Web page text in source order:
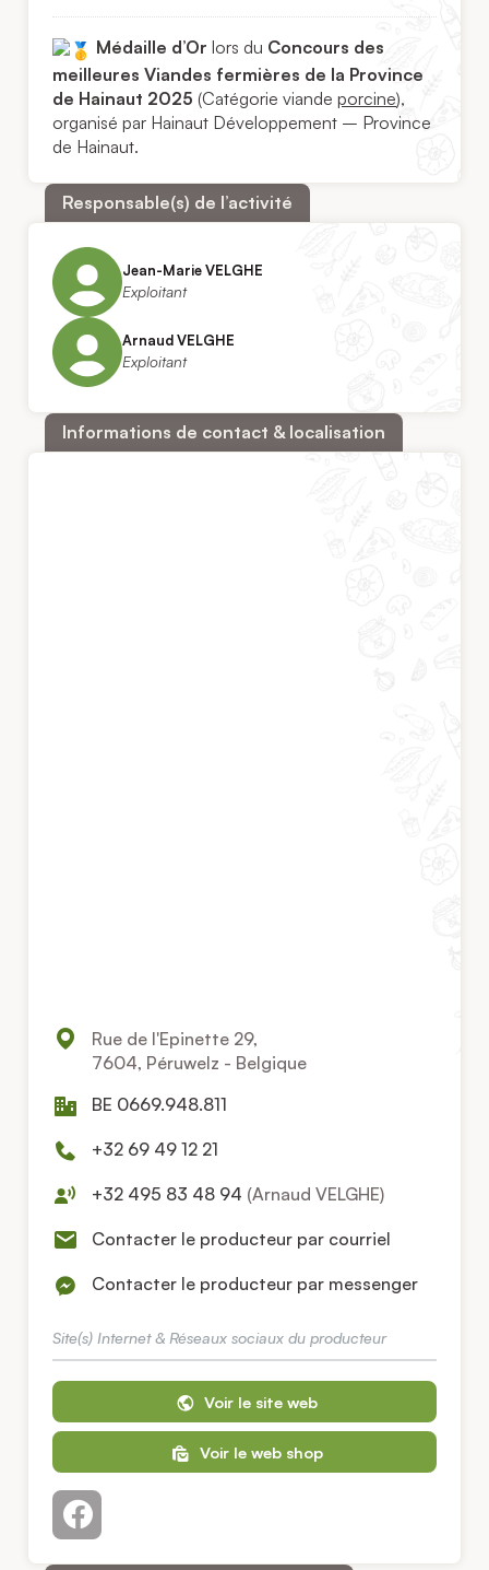
Médaille d’Or lors du Concours des
meilleures Viandes fermières de la Province
de Hainaut 2025 (Catégorie viandeporcine),
organisé par Hainaut Développement – Province
de Hainaut.
Responsable(s) de l’activité
Jean-Marie VELGHE
Exploitant
Arnaud VELGHE
Exploitant
Informations de contact & localisation
Rue de l'Epinette 29,
7604, Péruwelz - Belgique
BE 0669.948.811
+32 69 49 12 21
+32 495 83 48 94 (Arnaud VELGHE)
Contacter le producteur par courriel
Contacter le producteur par messenger
Site(s) Internet & Réseaux sociaux du producteur
Voir le site web
Voir le web shop